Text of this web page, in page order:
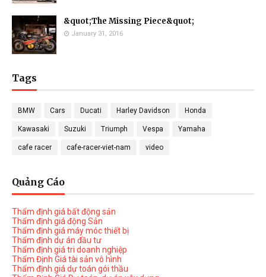
&quot;The Missing Piece&quot;
January 31, 2016
Tags
BMW Cars Ducati Harley Davidson Honda
Kawasaki Suzuki Triumph Vespa Yamaha
cafe racer cafe-racer-viet-nam video
Quảng Cáo
Thẩm định giá bất động sản
Thẩm định giá động Sản
Thẩm định giá máy móc thiết bị
Thẩm định dự án đầu tư
Thẩm định giá tri doanh nghiệp
Thẩm Định Giá tài sản vô hình
Thẩm định giá dự toán gói thầu